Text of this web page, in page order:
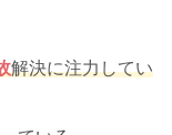
解決に注力してい